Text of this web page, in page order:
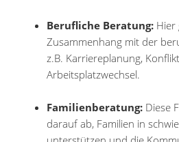
Berufliche Beratung: Hier
Zusammenhang mit der
z.B. Karriereplanung,
Arbeitsplatzwechsel.
Familienberatung: Diese
darauf ab, Familien in